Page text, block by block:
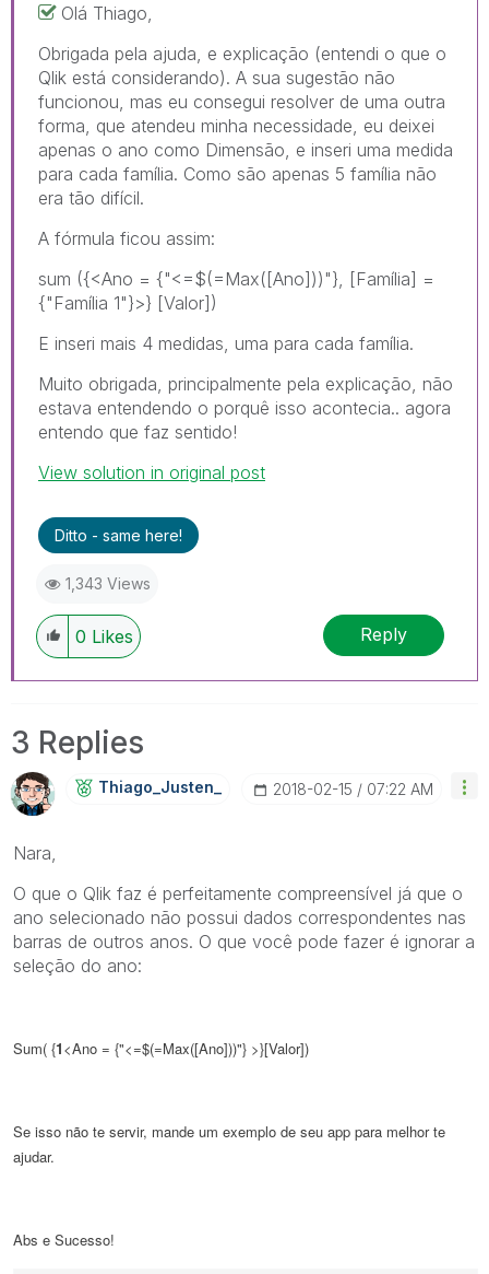
Olá Thiago,
Obrigada pela ajuda, e explicação (entendi o que o
Qlik está considerando). A sua sugestão não
funcionou, mas eu consegui resolver de uma outra
forma, que atendeu minha necessidade, eu deixei
apenas o ano como Dimensão, e inseri uma medida
para cada família. Como são apenas 5 família não
era tão difícil.
A fórmula ficou assim:
sum ({<Ano = {"<=$(=Max([Ano]))"}, [Família] =
{"Família 1"}>} [Valor])
E inseri mais 4 medidas, uma para cada família.
Muito obrigada, principalmente pela explicação, não
estava entendendo o porquê isso acontecia.. agora
entendo que faz sentido!
View solution in original post
Ditto - same here!
1,343 Views
0 Likes Reply
3 Replies
Thiago_Justen_ ‎2018-02-15 07:22 AM
Nara,
O que o Qlik faz é perfeitamente compreensível já que o
ano selecionado não possui dados correspondentes nas
barras de outros anos. O que você pode fazer é ignorar a
seleção do ano:
Sum( {1<Ano = {"<=$(=Max([Ano]))"} >}[Valor])
Se isso não te servir, mande um exemplo de seu app para melhor te
ajudar.
Abs e Sucesso!